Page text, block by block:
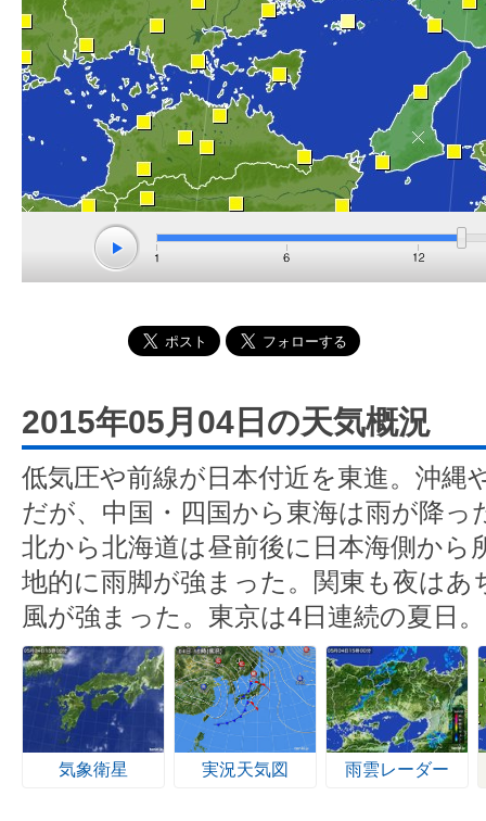
2015年05月04日の天気概況
低気圧や前線が日本付近を東進。沖縄
だが、中国・四国から東海は雨が降
北から北海道は昼前後に日本海側から
地的に雨脚が強まった。関東も夜は
風が強まった。東京は4日連続の夏日。
気象衛星 実況天気図 雨雲レーダー